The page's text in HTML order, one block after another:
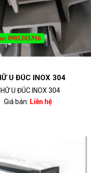
U ĐÚC INOX 304
U ĐÚC INOX 304
Giá bán: Liên hệ